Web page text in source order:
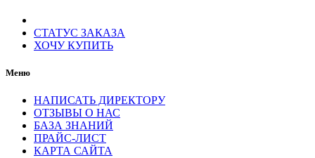
СТАТУС ЗАКАЗА
ХОЧУ КУПИТЬ
Меню
НАПИСАТЬ ДИРЕКТОРУ
ОТЗЫВЫ О НАС
БАЗА ЗНАНИЙ
ПРАЙС-ЛИСТ
КАРТА САЙТА